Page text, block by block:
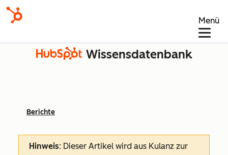
Menü
Wissensdatenbank
Berichte
Hinweis: Dieser Artikel wird aus Kulanz zur